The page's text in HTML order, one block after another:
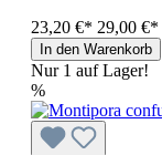
23,20 €* 29,00 €*
In den Warenkorb
Nur 1 auf Lager!
%